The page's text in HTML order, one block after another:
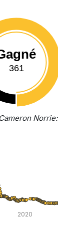
361
Norrie:
2020